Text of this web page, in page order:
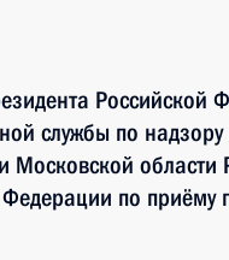
Российской
службы по
Московской
по приёму